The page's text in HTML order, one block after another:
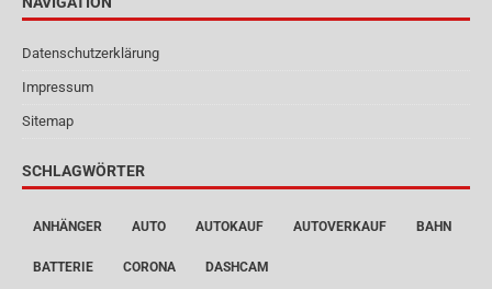
Datenschutzerklärung
Impressum
Sitemap
SCHLAGWÖRTER
ANHÄNGER AUTO AUTOKAUF AUTOVERKAUF BAHN
BATTERIE CORONA DASHCAM